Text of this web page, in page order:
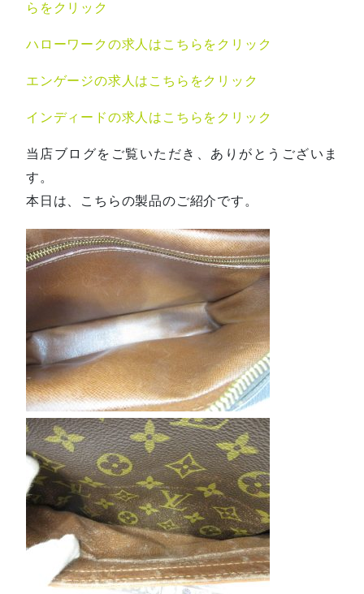
らをクリック
ハローワークの求人はこちらをクリック
エンゲージの求人はこちらをクリック
インディードの求人はこちらをクリック
当店ブログをご覧いただき、ありがとうございま
す。
本日は、こちらの製品のご紹介です。